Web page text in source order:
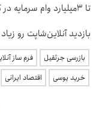
تا 3میلیارد وام سرمایه در گردش فروشندگان => فروشگاهت رو ثبت کن
بازدید آنلاین‌شاپت رو
بازرسی جرثقیل فرم ساز
خرید یوسی
اقتصاد ایرانی